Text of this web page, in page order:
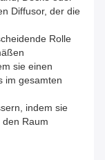
Diffusor, der die
Rolle
sie einen
im gesamten
indem sie
Raum